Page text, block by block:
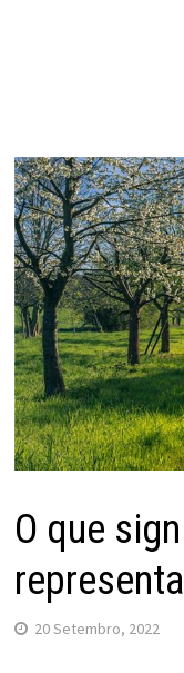
O que
20 Setembro, 2022